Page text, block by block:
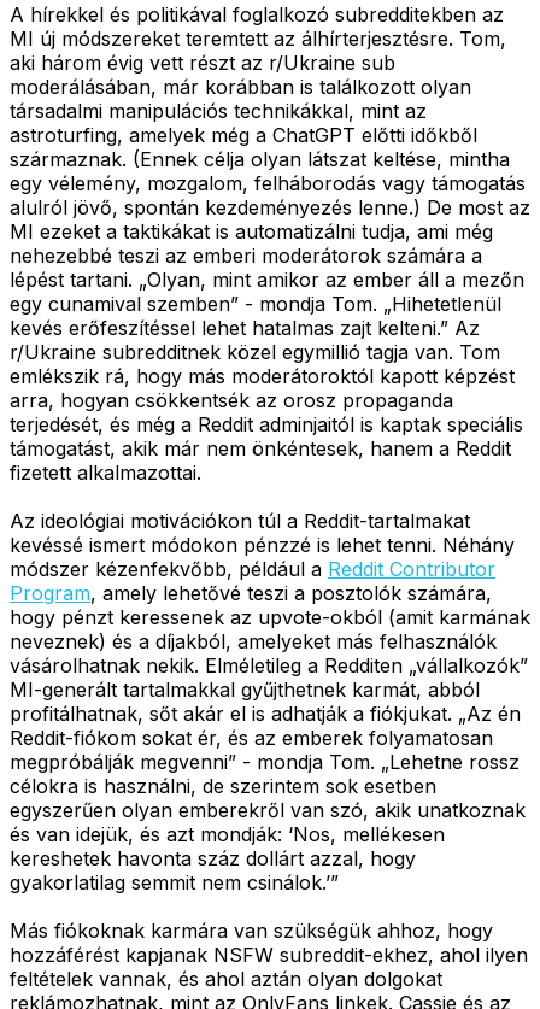
A hírekkel és politikával foglalkozó subredditekben az
MI új módszereket teremtett az álhírterjesztésre. Tom,
aki három évig vett részt az r/Ukraine sub
moderálásában, már korábban is találkozott olyan
társadalmi manipulációs technikákkal, mint az
astroturfing, amelyek még a ChatGPT előtti időkből
származnak. (Ennek célja olyan látszat keltése, mintha
egy vélemény, mozgalom, felháborodás vagy támogatás
alulról jövő, spontán kezdeményezés lenne.) De most az
MI ezeket a taktikákat is automatizálni tudja, ami még
nehezebbé teszi az emberi moderátorok számára a
lépést tartani. „Olyan, mint amikor az ember áll a mezőn
egy cunamival szemben” - mondja Tom. „Hihetetlenül
kevés erőfeszítéssel lehet hatalmas zajt kelteni.” Az
r/Ukraine subredditnek közel egymillió tagja van. Tom
emlékszik rá, hogy más moderátoroktól kapott képzést
arra, hogyan csökkentsék az orosz propaganda
terjedését, és még a Reddit adminjaitól is kaptak speciális
támogatást, akik már nem önkéntesek, hanem a Reddit
fizetett alkalmazottai.
Az ideológiai motivációkon túl a Reddit-tartalmakat
kevéssé ismert módokon pénzzé is lehet tenni. Néhány
módszer kézenfekvőbb, például a Reddit Contributor
Program, amely lehetővé teszi a posztolók számára,
hogy pénzt keressenek az upvote-okból (amit karmának
neveznek) és a díjakból, amelyeket más felhasználók
vásárolhatnak nekik. Elméletileg a Redditen „vállalkozók”
MI-generált tartalmakkal gyűjthetnek karmát, abból
profitálhatnak, sőt akár el is adhatják a fiókjukat. „Az én
Reddit-fiókom sokat ér, és az emberek folyamatosan
megpróbálják megvenni” - mondja Tom. „Lehetne rossz
célokra is használni, de szerintem sok esetben
egyszerűen olyan emberekről van szó, akik unatkoznak
és van idejük, és azt mondják: ‘Nos, mellékesen
kereshetek havonta száz dollárt azzal, hogy
gyakorlatilag semmit nem csinálok.’”
Más fiókoknak karmára van szükségük ahhoz, hogy
hozzáférést kapjanak NSFW subreddit-ekhez, ahol ilyen
feltételek vannak, és ahol aztán olyan dolgokat
reklámozhatnak, mint az OnlyFans linkek. Cassie és az